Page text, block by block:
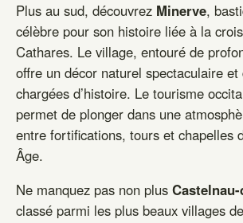
Plus au sud, découvrez Minerve,
célèbre pour son histoire liée à la
Cathares. Le village, entouré de
offre un décor naturel spectaculaire et
chargées d’histoire. Le tourisme
permet de plonger dans une
entre fortifications, tours et chapelles
Âge.
Ne manquez pas non plus
classé parmi les plus beaux villages